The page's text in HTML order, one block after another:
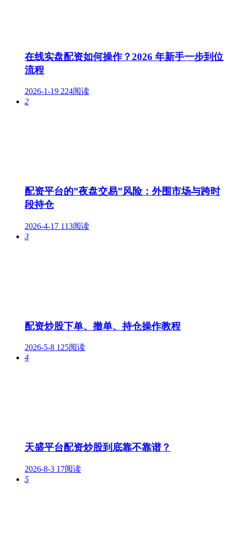
在线实盘配资如何操作？2026 年新手一步到位
流程
2026-1-19 224阅读
2
配资平台的”夜盘交易”风险：外围市场与跨时
段持仓
2026-4-17 113阅读
3
配资炒股下单、撤单、持仓操作教程
2026-5-8 125阅读
4
天盛平台配资炒股到底靠不靠谱？
2026-8-3 17阅读
5